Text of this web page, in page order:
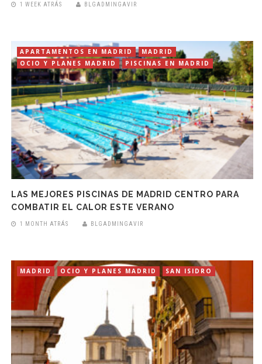
1 WEEK ATRÁS BLGADMINGAVIR
APARTAMENTOS EN MADRID
MADRID
OCIO Y PLANES MADRID
PISCINAS EN MADRID
LAS MEJORES PISCINAS DE MADRID CENTRO PARA
COMBATIR EL CALOR ESTE VERANO
1 MONTH ATRÁS BLGADMINGAVIR
MADRID OCIO Y PLANES MADRID SAN ISIDRO